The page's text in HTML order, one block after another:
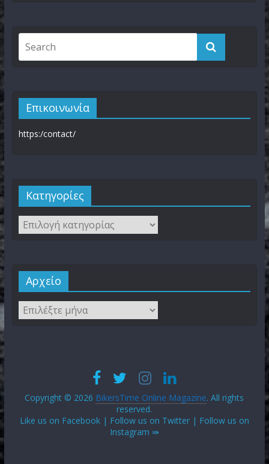
Επικοινωνία
https:/contact/
Kατηγορίες
Αρχείο
Copyright © 2026 BikersTime Online Magazine. All rights
reserved.
Like us on Facebook | Follow us on Twitter | Follow us on
Instagram ⇛